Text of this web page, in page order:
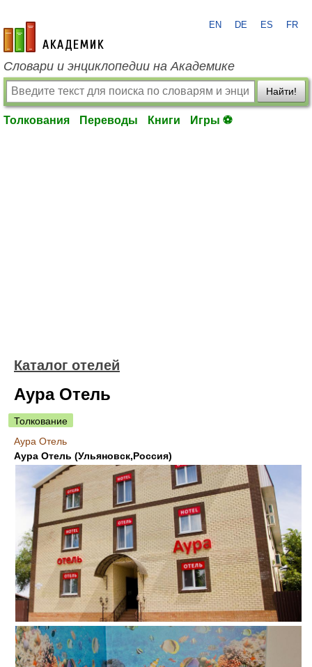
academic.ru
EN DE ES FR
Словари и энциклопедии на Академике
Найти!
Толкования Переводы Книги Игры ⚽
Каталог отелей
Аура Отель
Толкование
Аура Отель
Аура Отель (Ульяновск,Россия)